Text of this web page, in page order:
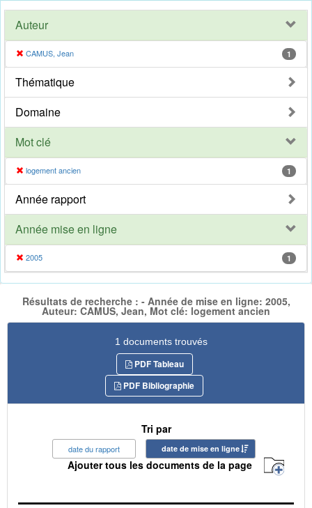
Auteur
CAMUS, Jean 1
Thématique
Domaine
Mot clé
logement ancien 1
Année rapport
Année mise en ligne
2005 1
Résultats de recherche : - Année de mise en ligne: 2005,
Auteur: CAMUS, Jean, Mot clé: logement ancien
1 documents trouvés
PDF Tableau
PDF Bibliographie
Tri par
date du rapport date de mise en ligne
Ajouter tous les documents de la page